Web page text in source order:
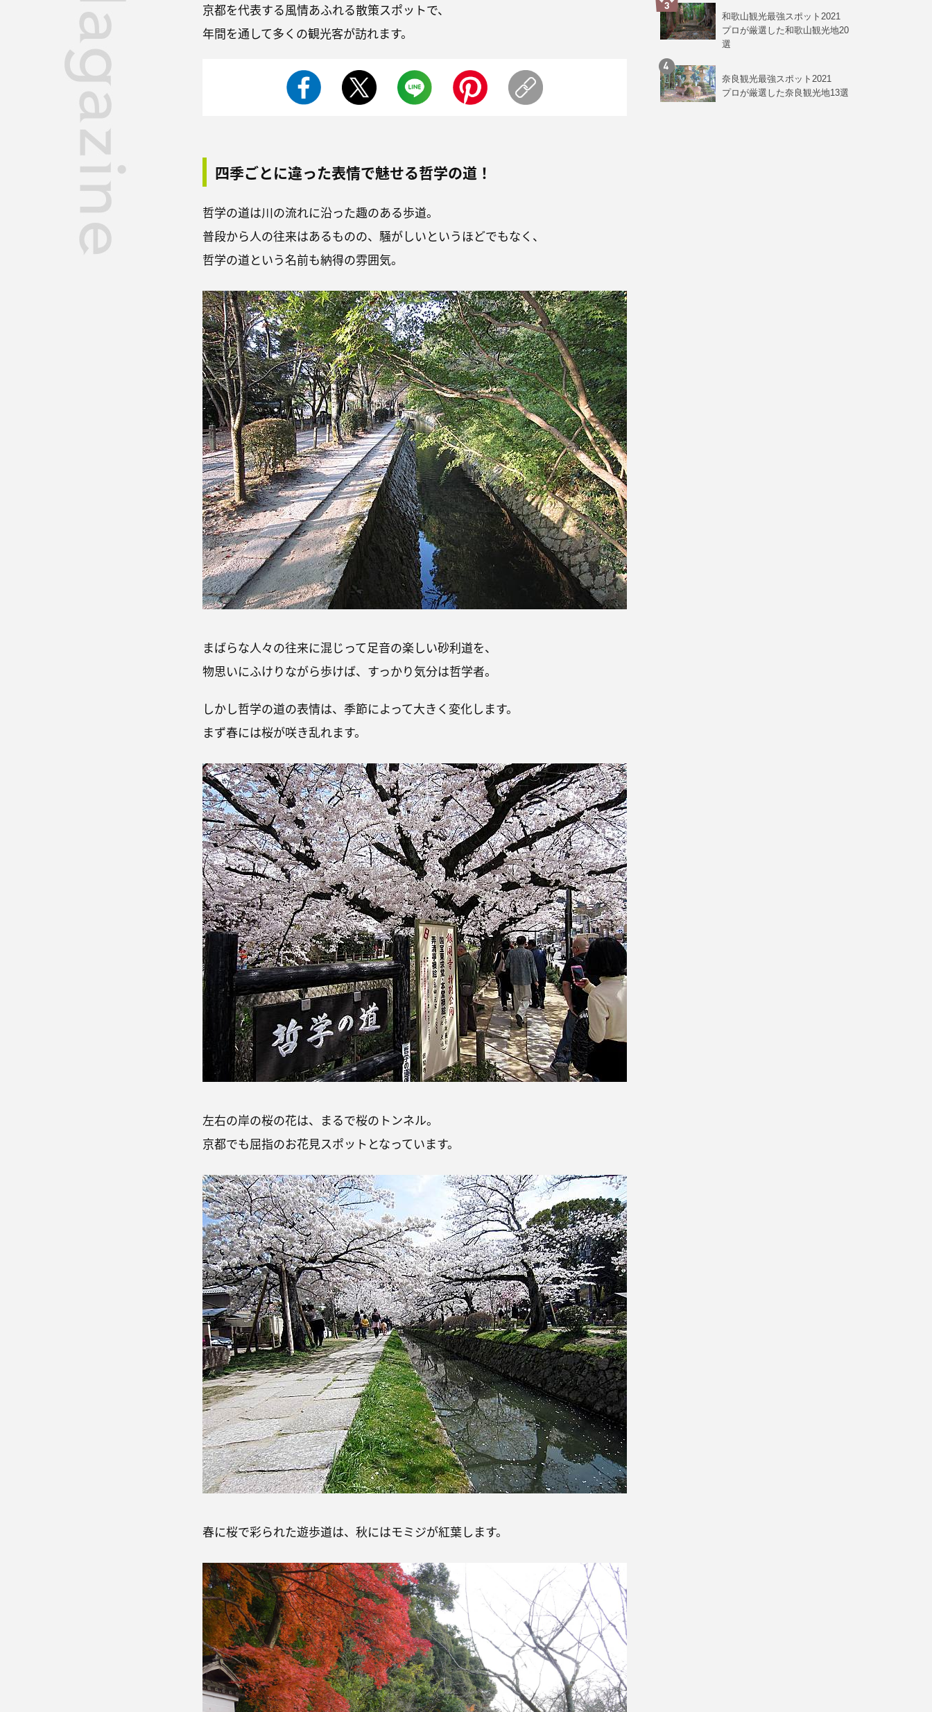
京都を代表する風情あふれる散策スポットで、
年間を通して多くの観光客が訪れます。
四季ごとに違った表情で魅せる哲学の道！
哲学の道は川の流れに沿った趣のある歩道。
普段から人の往来はあるものの、騒がしいというほどでもなく、
哲学の道という名前も納得の雰囲気。
まばらな人々の往来に混じって足音の楽しい砂利道を、
物思いにふけりながら歩けば、すっかり気分は哲学者。
しかし哲学の道の表情は、季節によって大きく変化します。
まず春には桜が咲き乱れます。
左右の岸の桜の花は、まるで桜のトンネル。
京都でも屈指のお花見スポットとなっています。
春に桜で彩られた遊歩道は、秋にはモミジが紅葉します。
和歌山観光最強スポット2021
プロが厳選した和歌山観光地20
選
奈良観光最強スポット2021
プロが厳選した奈良観光地13選